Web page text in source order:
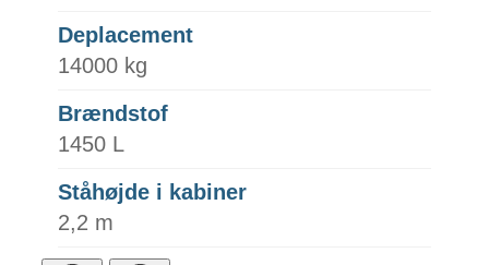
Deplacement
14000 kg
Brændstof
1450 L
Ståhøjde i kabiner
2,2 m